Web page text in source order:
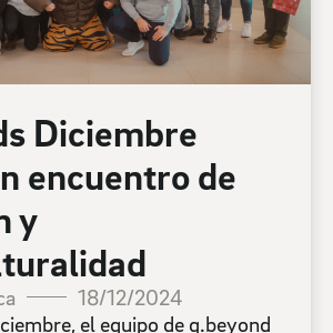
Diciembre
encuentro de
y
18/12/2024
el equipo de q.beyond